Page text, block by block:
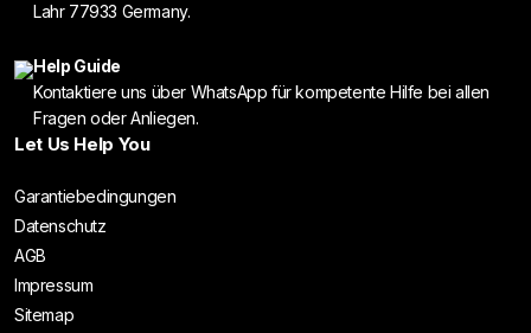
Lahr 77933 Germany.
Help Guide
Kontaktiere uns über WhatsApp für kompetente Hilfe bei allen
Fragen oder Anliegen.
Let Us Help You
Garantiebedingungen
Datenschutz
AGB
Impressum
Sitemap